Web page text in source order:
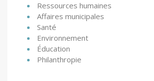
Ressources humaines
Affaires municipales
Santé
Environnement
Éducation
Philanthropie